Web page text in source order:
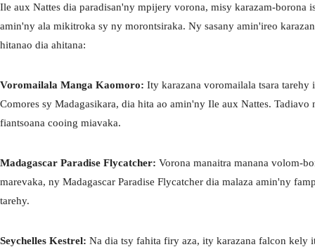
Ile aux Nattes dia paradisan'ny mpijery vorona, misy karazam-borona
amin'ny ala mikitroka sy ny morontsiraka. Ny sasany amin'ireo
hitanao dia ahitana:
Voromailala Manga Kaomoro: Ity karazana voromailala tsara
Comores sy Madagasikara, dia hita ao amin'ny Ile aux Nattes.
fiantsoana cooing miavaka.
Madagascar Paradise Flycatcher: Vorona manaitra manana volom-
marevaka, ny Madagascar Paradise Flycatcher dia malaza amin'ny
tarehy.
Seychelles Kestrel: Na dia tsy fahita firy aza, ity karazana falcon kely